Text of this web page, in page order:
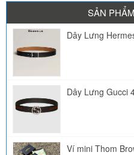
SẢN
Dây Lưng
Dây Lưng Gucci
Ví mini Thom